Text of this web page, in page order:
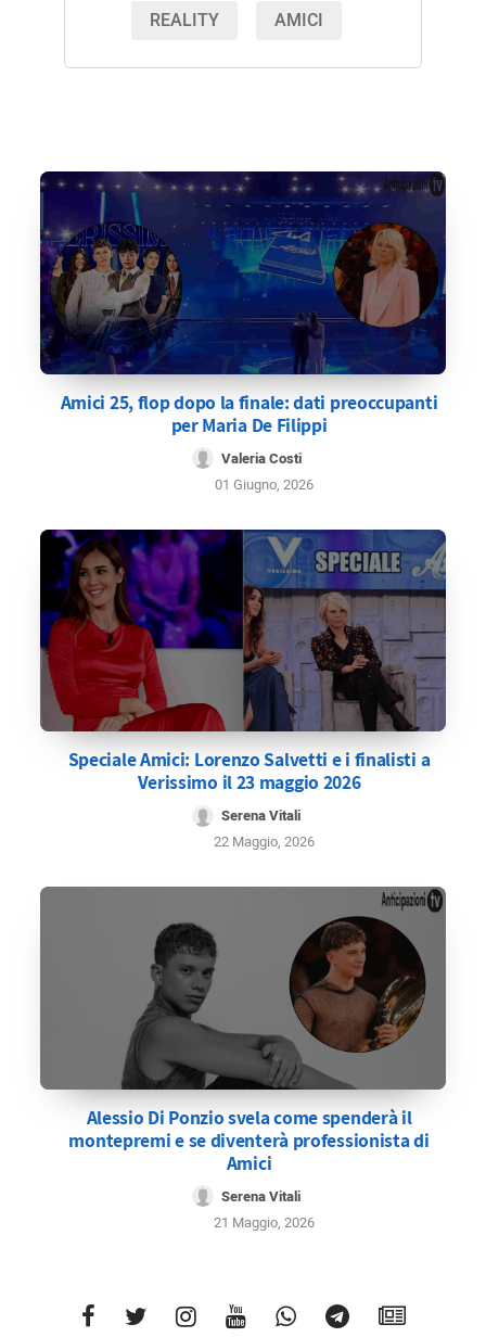
REALITY AMICI
Amici 25, flop dopo la finale: dati preoccupanti
per Maria De Filippi
Valeria Costi
01 Giugno, 2026
Speciale Amici: Lorenzo Salvetti e i finalisti a
Verissimo il 23 maggio 2026
Serena Vitali
22 Maggio, 2026
Alessio Di Ponzio svela come spenderà il
montepremi e se diventerà professionista di
Amici
Serena Vitali
21 Maggio, 2026